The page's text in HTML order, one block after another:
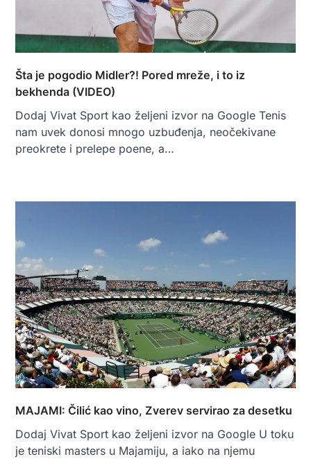
Šta je pogodio Midler?! Pored mreže, i to iz
bekhenda (VIDEO)
Dodaj Vivat Sport kao željeni izvor na Google Tenis
nam uvek donosi mnogo uzbuđenja, neočekivane
preokrete i prelepe poene, a…
MAJAMI: Čilić kao vino, Zverev servirao za desetku
Dodaj Vivat Sport kao željeni izvor na Google U toku
je teniski masters u Majamiju, a iako na njemu